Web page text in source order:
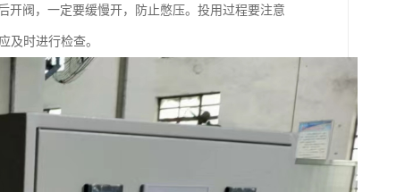
开阀，一定要缓慢开，防止憋压。投用过程要注意
及时进行检查。